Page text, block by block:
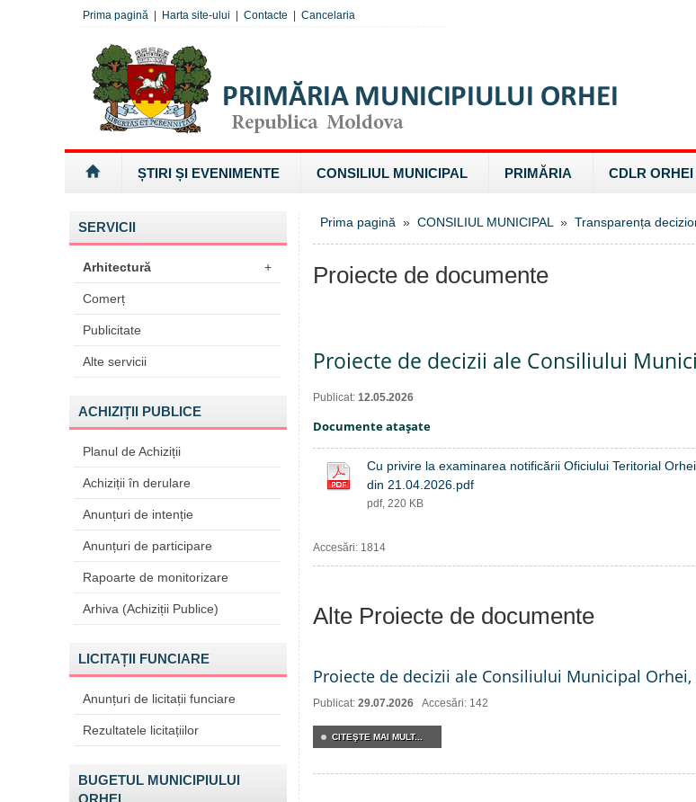
Prima pagină Harta site-ului Contacte Cancelaria
ȘTIRI ȘI EVENIMENTE CONSILIUL MUNICIPAL PRIMĂRIA CDLR ORHEI
SERVICII
Arhitectură +
Comerț
Publicitate
Alte servicii
ACHIZIȚII PUBLICE
Planul de Achiziții
Achiziții în derulare
Anunțuri de intenție
Anunțuri de participare
Rapoarte de monitorizare
Arhiva (Achiziții Publice)
LICITAȚII FUNCIARE
Anunțuri de licitații funciare
Rezultatele licitațiilor
BUGETUL MUNICIPIULUI
ORHEI
Prima pagină » CONSILIUL MUNICIPAL » Transparența
Proiecte de documente
Proiecte de decizii ale Consiliului
Publicat: 12.05.2026
Documente ataşate
Cu privire la examinarea notificării Oficiului Teritorial
din 21.04.2026.pdf
pdf, 220 KB
Accesări: 1814
Alte Proiecte de documente
Proiecte de decizii ale Consiliului Municipal
Publicat: 29.07.2026 Accesări: 142
CITEŞTE MAI MULT...